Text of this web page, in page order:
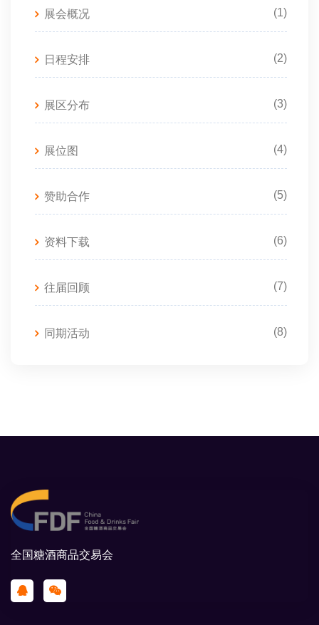
展会概况 (1)
日程安排 (2)
展区分布 (3)
展位图 (4)
赞助合作 (5)
资料下载 (6)
往届回顾 (7)
同期活动 (8)
全国糖酒商品交易会